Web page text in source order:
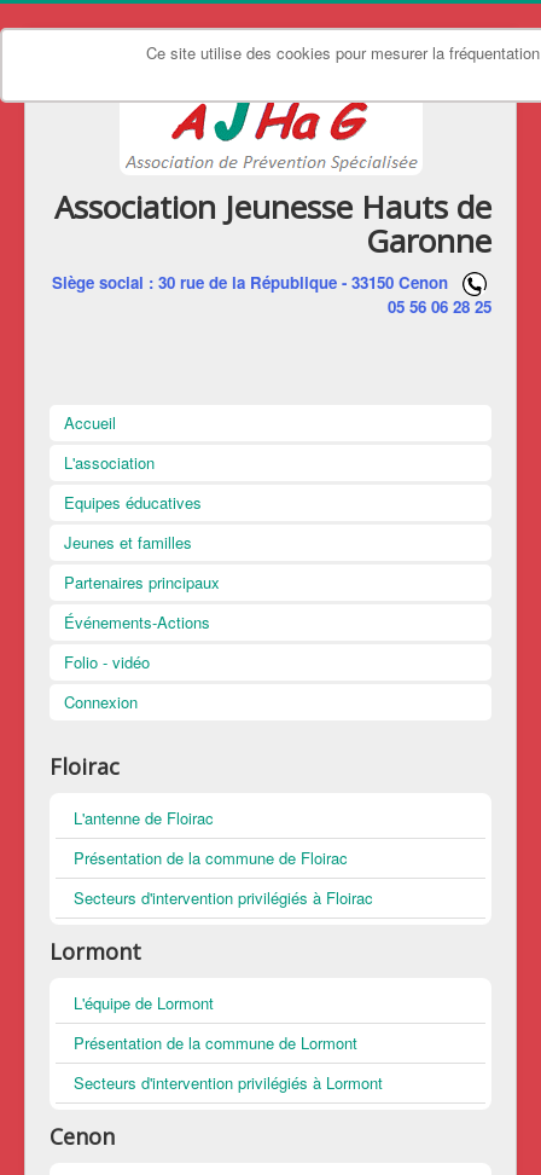
Ce site utilise des cookies pour mesurer la
Association Jeunesse Hauts de
Garonne
Siège social : 30 rue de la République - 33150 Cenon
05 56 06 28 25
Accueil
L'association
Equipes éducatives
Jeunes et familles
Partenaires principaux
Événements-Actions
Folio - vidéo
Connexion
Floirac
L'antenne de Floirac
Présentation de la commune de Floirac
Secteurs d'intervention privilégiés à Floirac
Lormont
L'équipe de Lormont
Présentation de la commune de Lormont
Secteurs d'intervention privilégiés à Lormont
Cenon